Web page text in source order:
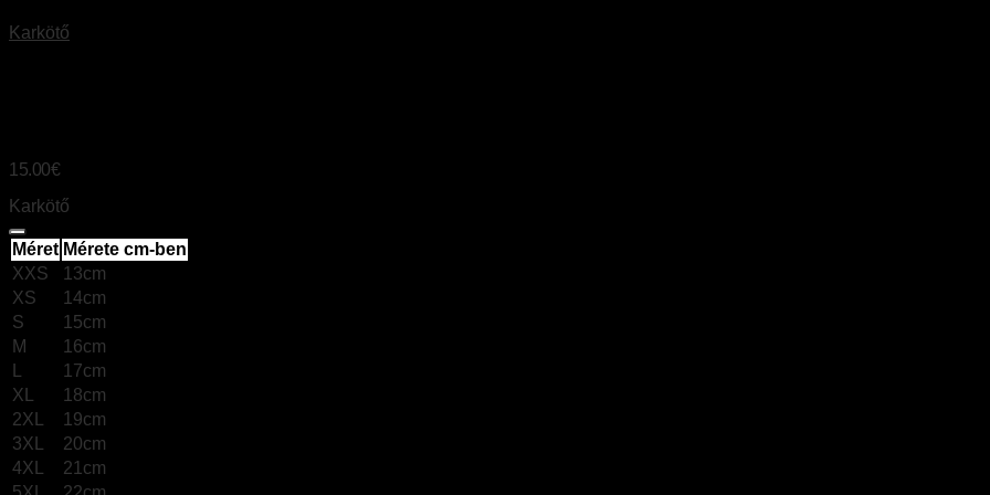
Karkötő
15.00€
Karkötő
Méret Mérete cm-ben
XXS
13cm
XS
14cm
S
15cm
M
16cm
L
17cm
XL
18cm
2XL
19cm
3XL
20cm
4XL
21cm